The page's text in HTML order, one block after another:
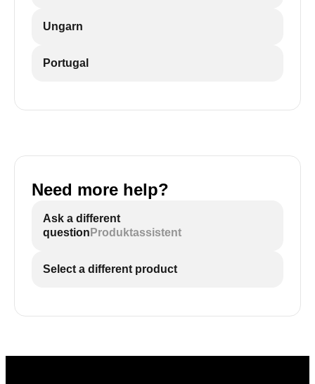
Ungarn
Portugal
Need more help?
Ask a different
question Produktassistent
Select a different product